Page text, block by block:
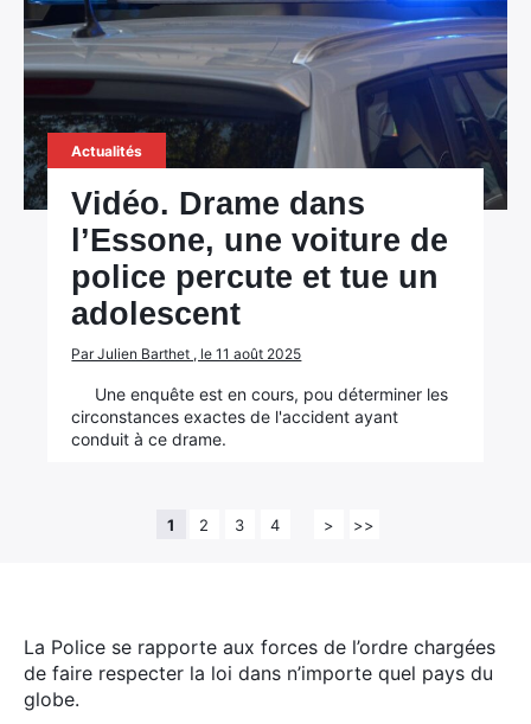
La Police se rapporte aux forces de l’ordre chargées
de faire respecter la loi dans n’importe quel pays du
globe.
Actualités
Vidéo. Drame dans
l’Essone, une voiture de
police percute et tue un
adolescent
Par Julien Barthet , le 11 août 2025
Une enquête est en cours, pou déterminer les
circonstances exactes de l'accident ayant
conduit à ce drame.
1 2 3 4 > >>